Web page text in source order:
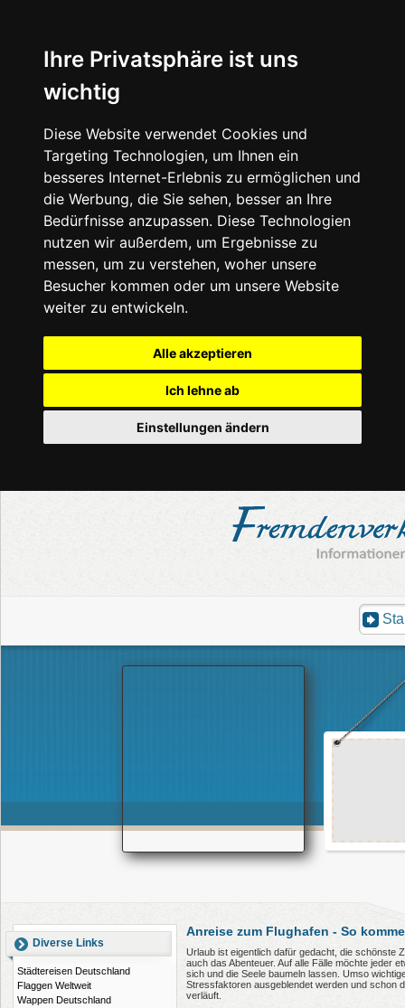
Ihre Privatsphäre ist uns
wichtig
Diese Website verwendet Cookies und
Targeting Technologien, um Ihnen ein
besseres Internet-Erlebnis zu ermöglichen und
die Werbung, die Sie sehen, besser an Ihre
Bedürfnisse anzupassen. Diese Technologien
nutzen wir außerdem, um Ergebnisse zu
messen, um zu verstehen, woher unsere
Besucher kommen oder um unsere Website
weiter zu entwickeln.
Alle akzeptieren
Ich lehne ab
Einstellungen ändern
Diverse Links
Städtereisen Deutschland
Flaggen Weltweit
Wappen Deutschland
Anreise zum Flughafen - So
Urlaub ist eigentlich dafür gedacht, die schönste
auch das Abenteuer. Auf alle Fälle möchte jeder
sich und die Seele baumeln lassen. Umso
Stressfaktoren ausgeblendet werden und schon
verläuft.